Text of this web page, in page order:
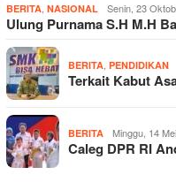
BERITA, NASIONAL Senin, 23
Ulung Purnama S.H M.H
BERITA, PENDIDIKAN
Terkait Kabut
BERITA Minggu, 14
Caleg DPR RI